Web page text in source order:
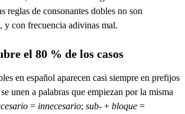
reglas de consonantes dobles no son
y con frecuencia adivinas mal.
el 80 % de los casos
en español aparecen casi siempre en prefijos
unen a palabras que empiezan por la misma
= innecesario; sub- + bloque =